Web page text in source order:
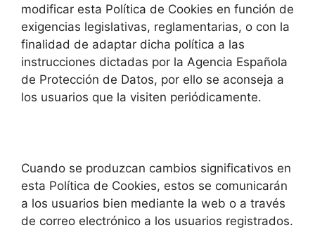
modificar esta Política de Cookies en función de
exigencias legislativas, reglamentarias, o con la
finalidad de adaptar dicha política a las
instrucciones dictadas por la Agencia Española
de Protección de Datos, por ello se aconseja a
los usuarios que la visiten periódicamente.
Cuando se produzcan cambios significativos en
esta Política de Cookies, estos se comunicarán
a los usuarios bien mediante la web o a través
de correo electrónico a los usuarios registrados.